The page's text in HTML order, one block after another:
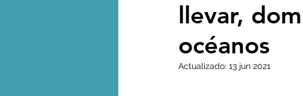
Amazonas - Selvas tropicales
llevar,
océanos
Actualizado: 13 jun 2021